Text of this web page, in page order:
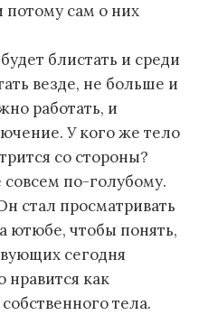
сам о них
блистать и среди
везде, не больше и
работать, и
У кого же тело
со стороны?
по-голубому.
стал просматривать
ютюбе, чтобы понять,
сегодня
нравится как
тела.